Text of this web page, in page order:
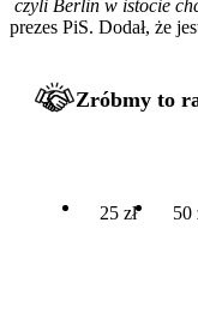
czyli Berlin w istocie
prezes PiS. Dodał, że
Zróbmy to
25 zł 50